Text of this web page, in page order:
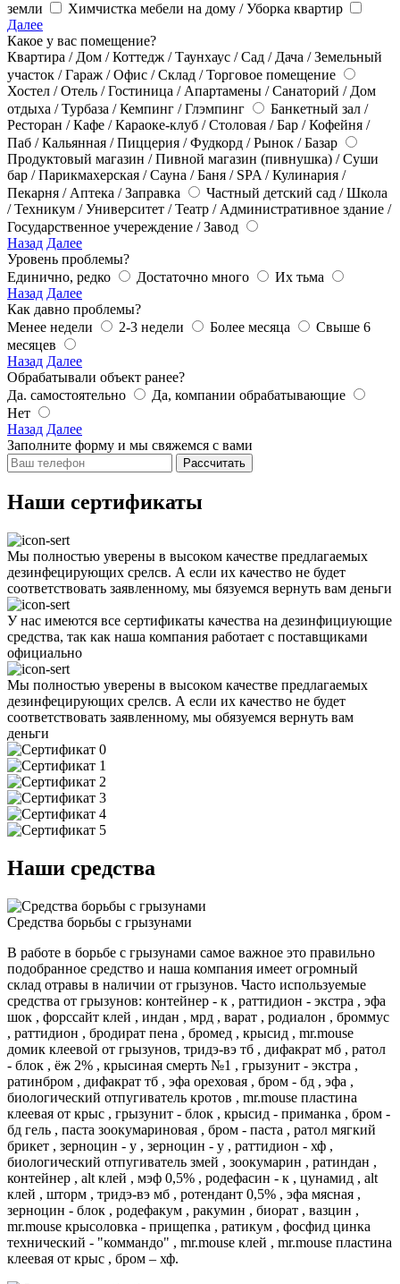
земли
Химчистка мебели на дому / Уборка квартир
Далее
Какое у вас помещение?
Квартира / Дом / Коттедж / Таунхаус / Сад / Дача / Земельный
участок / Гараж / Офис / Склад / Торговое помещение
Хостел / Отель / Гостиница / Апартамены / Санаторий / Дом
отдыха / Турбаза / Кемпинг / Глэмпинг
Банкетный зал /
Ресторан / Кафе / Караоке-клуб / Столовая / Бар / Кофейня /
Паб / Кальянная / Пиццерия / Фудкорд / Рынок / Базар
Продуктовый магазин / Пивной магазин (пивнушка) / Суши
бар / Парикмахерская / Сауна / Баня / SPA / Кулинария /
Пекарня / Аптека / Заправка
Частный детский сад / Школа
/ Техникум / Университет / Театр / Административное здание /
Государственное учереждение / Завод
Назад Далее
Уровень проблемы?
Единично, редко
Достаточно много
Их тьма
Назад Далее
Как давно проблемы?
Менее недели
2-3 недели Более месяца
Свыше 6
месяцев
Назад Далее
Обрабатывали объект ранее?
Да. самостоятельно
Да, компании обрабатывающие
Нет
Назад Далее
Заполните форму и мы свяжемся с вами
Рассчитать
Наши сертификаты
Мы полностью уверены в высоком качестве предлагаемых
дезинфецирующих срелсв. А если их качество не будет
соответствовать заявленному, мы бязуемся вернуть вам деньги
У нас имеются все сертификаты качества на дезинфициующие
средства, так как наша компания работает с поставщиками
официально
Мы полностью уверены в высоком качестве предлагаемых
дезинфецирующих срелсв. А если их качество не будет
соответствовать заявленному, мы обязуемся вернуть вам
деньги
Наши средства
Средства борьбы с грызунами
В работе в борьбе с грызунами самое важное это правильно
подобранное средство и наша компания имеет огромный
склад отравы в наличии от грызунов. Часто используемые
средства от грызунов: контейнер - к , раттидион - экстра , эфа
шок , форссайт клей , индан , мрд , варат , родиалон , броммус
, раттидион , бродират пена , бромед , крысид , mr.mouse
домик клеевой от грызунов, тридэ-вэ тб , дифакрат мб , ратол
- блок , ёж 2% , крысиная смерть №1 , грызунит - экстра ,
ратинбром , дифакрат тб , эфа ореховая , бром - бд , эфа ,
биологический отпугиватель кротов , mr.mouse пластина
клеевая от крыс , грызунит - блок , крысид - приманка , бром -
бд гель , паста зоокумариновая , бром - паста , ратол мягкий
брикет , зерноцин - у , зерноцин - у , раттидион - хф ,
биологический отпугиватель змей , зоокумарин , ратиндан ,
контейнер , alt клей , мэф 0,5% , родефасин - к , цунамид , alt
клей , шторм , тридэ-вэ мб , ротендант 0,5% , эфа мясная ,
зерноцин - блок , родефакум , ракумин , биорат , вазцин ,
mr.mouse крысоловка - прищепка , ратикум , фосфид цинка
технический - "коммандо" , mr.mouse клей , mr.mouse пластина
клеевая от крыс , бром – хф.